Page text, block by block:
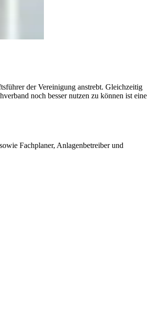
der Vereinigung anstrebt. Gleichzeitig
noch besser nutzen zu können ist eine
Fachplaner, Anlagenbetreiber und